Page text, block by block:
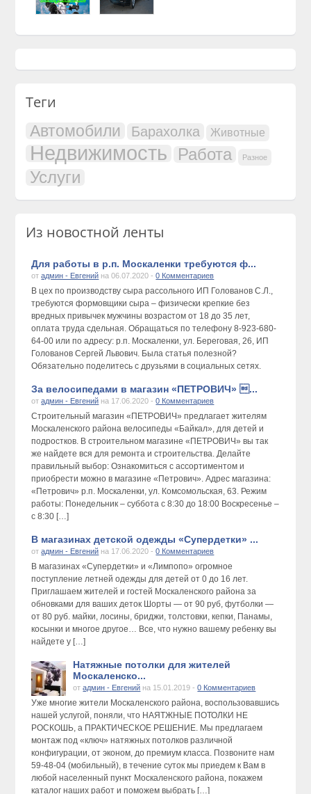
Теги
Автомобили Барахолка Животные
Недвижимость Работа Разное
Услуги
Из новостной ленты
Для работы в р.п. Москаленки требуются ф...
отадмин - Евгений на 06.07.2020 -0 Комментариев
В цех по производству сыра рассольного ИП Голованов С.Л.,
требуются формовщики сыра – физически крепкие без
вредных привычек мужчины возрастом от 18 до 35 лет,
оплата труда сдельная. Обращаться по телефону 8-923-680-
64-00 или по адресу: р.п. Москаленки, ул. Береговая, 26, ИП
Голованов Сергей Львович. Была статья полезной?
Обязательно поделитесь с друзьями в социальных сетях.
За велосипедами в магазин «ПЕТРОВИЧ» ...
отадмин - Евгений на 17.06.2020 -0 Комментариев
Строительный магазин «ПЕТРОВИЧ» предлагает жителям
Москаленского района велосипеды «Байкал», для детей и
подростков. В строительном магазине «ПЕТРОВИЧ» вы так
же найдете вся для ремонта и строительства. Делайте
правильный выбор: Ознакомиться с ассортиментом и
приобрести можно в магазине «Петрович». Адрес магазина:
«Петрович» р.п. Москаленки, ул. Комсомольская, 63. Режим
работы: Понедельник – суббота с 8:30 до 18:00 Воскресенье –
с 8:30 […]
В магазинах детской одежды «Супердетки» ...
отадмин - Евгений на 17.06.2020 -0 Комментариев
В магазинах «Супердетки» и «Лимпопо» огромное
поступление летней одежды для детей от 0 до 16 лет.
Приглашаем жителей и гостей Москаленского района за
обновками для ваших деток Шорты — от 90 руб, футболки —
от 80 руб. майки, лосины, бриджи, толстовки, кепки, Панамы,
косынки и многое другое… Все, что нужно вашему ребенку вы
найдете у […]
Натяжные потолки для жителей
Москаленско...
отадмин - Евгений на 15.01.2019 -0 Комментариев
Уже многие жители Москаленского района, воспользовавшись
нашей услугой, поняли, что НАЯТЖНЫЕ ПОТОЛКИ НЕ
РОСКОШЬ, а ПРАКТИЧЕСКОЕ РЕШЕНИЕ. Мы предлагаем
монтаж под «ключ» натяжных потолков различной
конфигурации, от эконом, до премиум класса. Позвоните нам
59-48-04 (мобильный), в течение суток мы приедем к Вам в
любой населенный пункт Москаленского района, покажем
каталог наших работ и поможем выбрать […]